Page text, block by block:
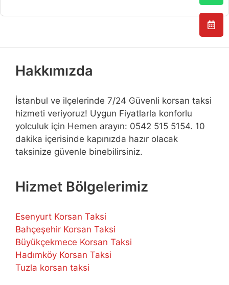
Hakkımızda
İstanbul ve ilçelerinde 7/24 Güvenli korsan taksi
hizmeti veriyoruz! Uygun Fiyatlarla konforlu
yolculuk için Hemen arayın: 0542 515 5154. 10
dakika içerisinde kapınızda hazır olacak
taksinize güvenle binebilirsiniz.
Hizmet Bölgelerimiz
Esenyurt Korsan Taksi
Bahçeşehir Korsan Taksi
Büyükçekmece Korsan Taksi
Hadımköy Korsan Taksi
Tuzla korsan taksi